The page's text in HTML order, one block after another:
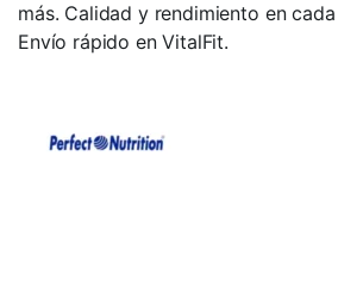
más. Calidad y rendimiento en
Envío rápido en VitalFit.